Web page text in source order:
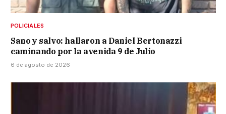
POLICIALES
Sano y salvo: hallaron a Daniel Bertonazzi
caminando por la avenida 9 de Julio
6 de agosto de 2026